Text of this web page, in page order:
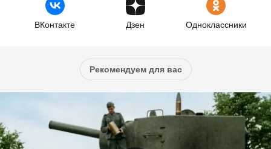
ВКонтакте Дзен Одноклассники
Рекомендуем для вас